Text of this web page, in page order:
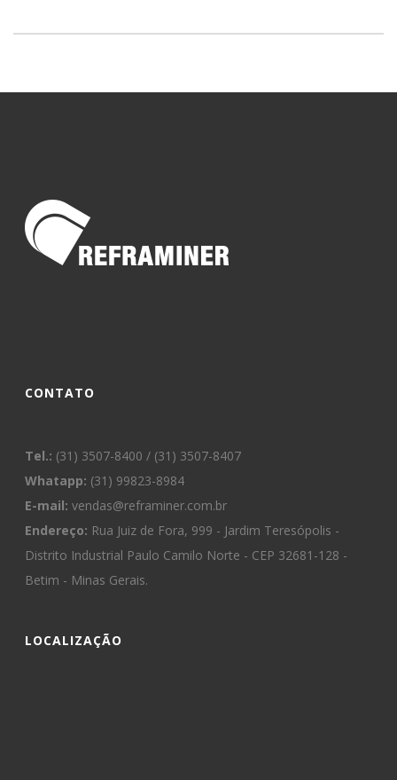
CONTATO
Tel.: (31) 3507-8400 / (31) 3507-8407
Whatapp: (31) 99823-8984
E-mail: vendas@reframiner.com.br
Endereço: Rua Juiz de Fora, 999 - Jardim Teresópolis -
Distrito Industrial Paulo Camilo Norte - CEP 32681-128 -
Betim - Minas Gerais.
LOCALIZAÇÃO